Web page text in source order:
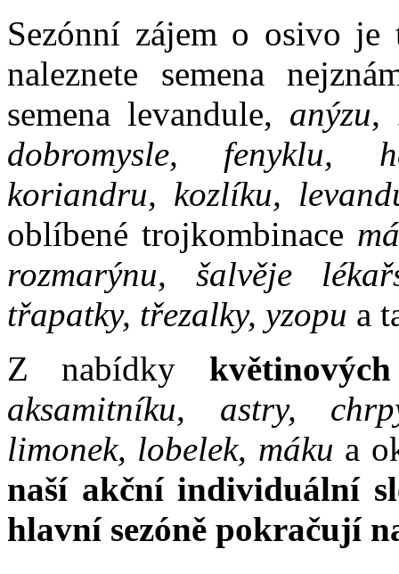
Sezónní zájem o osivo
naleznete semena
semena levandule, anýzu,
dobromysle, fenyklu,
koriandru, kozlíku,
oblíbené trojkombinace
rozmarýnu, šalvěje
třapatky, třezalky, yzopu a
Z nabídky
aksamitníku, astry,
limonek, lobelek, máku a
naší akční individuální
hlavní sezóně pokračují